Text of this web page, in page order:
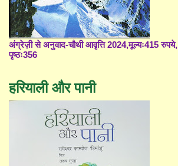
अंग्रेज़ी से अनुवाद-चौथी आवृत्ति 2024,मूल्यः415 रुपये,
पृष्ठः356
हरियाली और पानी